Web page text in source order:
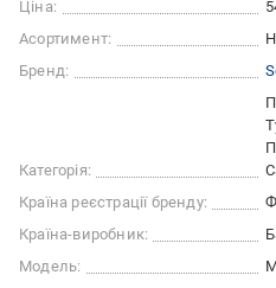
Ціна:
Асортимент:
Бренд:
Категорія:
Країна реєстрації бренду:
Країна-виробник:
Модель: